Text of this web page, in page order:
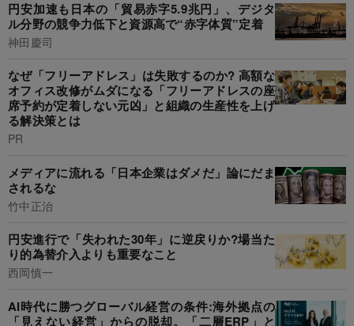
円安加速も日本の「貿易赤字5.9兆円」、デジタ
ル分野の競争力低下と資源高で“赤字体質”定着
神田慶司
なぜ「フリーアドレス」は失敗するのか? 高額な
オフィス改修がムダになる「フリーアドレスの座
席予約が定着しない元凶」と組織の生産性を上げ
る解決策とは
PR
メディアに流れる「日本企業はダメだ」論にだま
されるな
竹中正治
円安進行で「失われた30年」に逆戻りか?場当た
り的為替介入よりも重要なこと
西岡慎一
AI時代に勝つグローバル経営の条件:海外拠点の
「見えない経営」からの脱却。「二層ERP」と